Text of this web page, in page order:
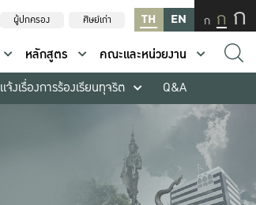
ผู้ปกครอง ศิษย์เก่า TH EN ก ก ก
หลักสูตร
คณะและหน่วยงาน
แจ้งเรื่องการร้องเรียนทุจริต Q&A